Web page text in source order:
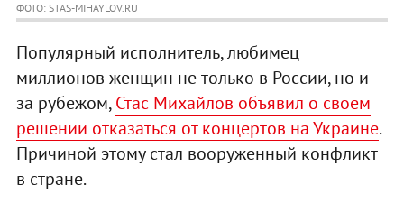
ФОТО: STAS-MIHAYLOV.RU
Популярный исполнитель, любимец
миллионов женщин не только в России, но и
за рубежом,Стас Михайлов объявил о своем
решении отказаться от концертов на Украине.
Причиной этому стал вооруженный конфликт
в стране.